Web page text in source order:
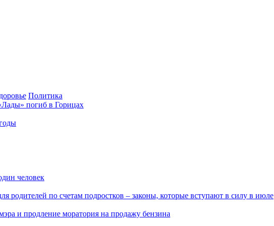
Политика
погиб в Горицах
человек
родителей по счетам подростков – законы, которые вступают в силу в июле
и продление моратория на продажу бензина